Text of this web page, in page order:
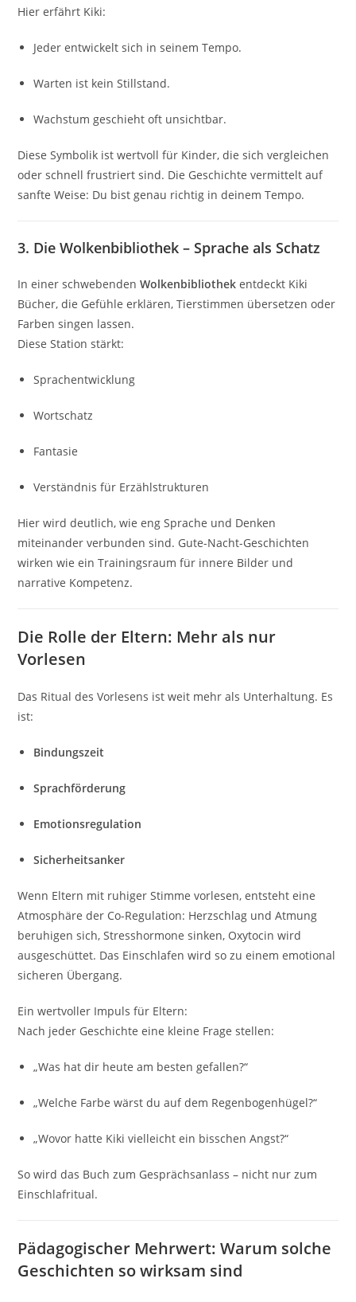
Hier erfährt Kiki:
Jeder entwickelt sich in seinem Tempo.
Warten ist kein Stillstand.
Wachstum geschieht oft unsichtbar.
Diese Symbolik ist wertvoll für Kinder, die sich vergleichen
oder schnell frustriert sind. Die Geschichte vermittelt auf
sanfte Weise: Du bist genau richtig in deinem Tempo.
3. Die Wolkenbibliothek – Sprache als Schatz
In einer schwebendenWolkenbibliothek entdeckt Kiki
Bücher, die Gefühle erklären, Tierstimmen übersetzen oder
Farben singen lassen.
Diese Station stärkt:
Sprachentwicklung
Wortschatz
Fantasie
Verständnis für Erzählstrukturen
Hier wird deutlich, wie eng Sprache und Denken
miteinander verbunden sind. Gute-Nacht-Geschichten
wirken wie ein Trainingsraum für innere Bilder und
narrative Kompetenz.
Die Rolle der Eltern: Mehr als nur
Vorlesen
Das Ritual des Vorlesens ist weit mehr als Unterhaltung. Es
ist:
Bindungszeit
Sprachförderung
Emotionsregulation
Sicherheitsanker
Wenn Eltern mit ruhiger Stimme vorlesen, entsteht eine
Atmosphäre der Co-Regulation: Herzschlag und Atmung
beruhigen sich, Stresshormone sinken, Oxytocin wird
ausgeschüttet. Das Einschlafen wird so zu einem emotional
sicheren Übergang.
Ein wertvoller Impuls für Eltern:
Nach jeder Geschichte eine kleine Frage stellen:
„Was hat dir heute am besten gefallen?“
„Welche Farbe wärst du auf dem Regenbogenhügel?“
„Wovor hatte Kiki vielleicht ein bisschen Angst?“
So wird das Buch zum Gesprächsanlass – nicht nur zum
Einschlafritual.
Pädagogischer Mehrwert: Warum solche
Geschichten so wirksam sind